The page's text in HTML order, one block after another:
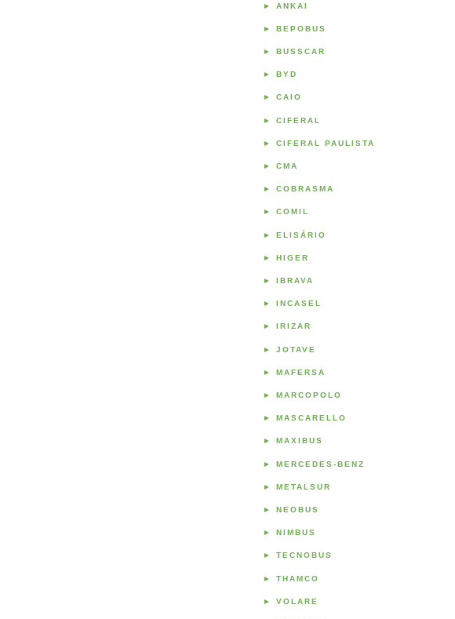
► ANKAI
► BEPOBUS
► BUSSCAR
► BYD
► CAIO
► CIFERAL
► CIFERAL PAULISTA
► CMA
► COBRASMA
► COMIL
► ELISÁRIO
► HIGER
► IBRAVA
► INCASEL
► IRIZAR
► JOTAVE
► MAFERSA
► MARCOPOLO
► MASCARELLO
► MAXIBUS
► MERCEDES-BENZ
► METALSUR
► NEOBUS
► NIMBUS
► TECNOBUS
► THAMCO
► VOLARE